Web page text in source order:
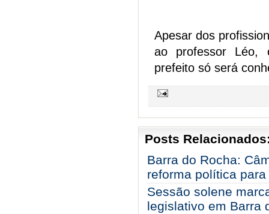
Apesar dos
ao professor Léo,
prefeito só será
Posts
Barra do Rocha:
reforma política
Sessão solene
legislativo em Barra